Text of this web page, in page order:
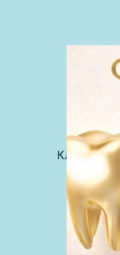
КЛИЕНТАМ